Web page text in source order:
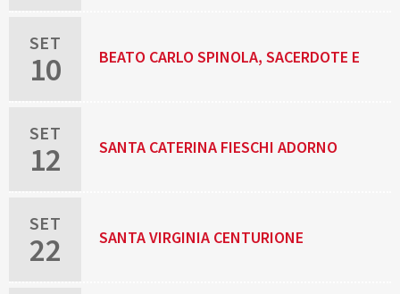
SET
10 BEATO CARLO SPINOLA, SACERDOTE E
SET
12 SANTA CATERINA FIESCHI ADORNO
SET
22 SANTA VIRGINIA CENTURIONE